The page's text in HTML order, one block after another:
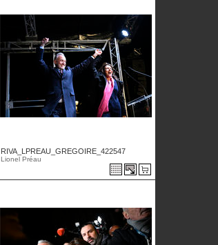
RIVA_LPREAU_GREGOIRE_422547
Lionel Préau